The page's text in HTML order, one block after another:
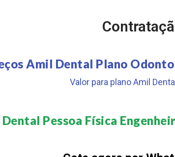
Amil Dental Plano
Valor para plano Amil
Pessoa Física